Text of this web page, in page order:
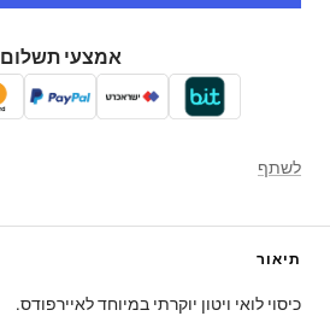
אמצעי תשלום
לשתף
תיאור
כיסוי לואי ויטון יוקרתי במיוחד לאיירפודס.